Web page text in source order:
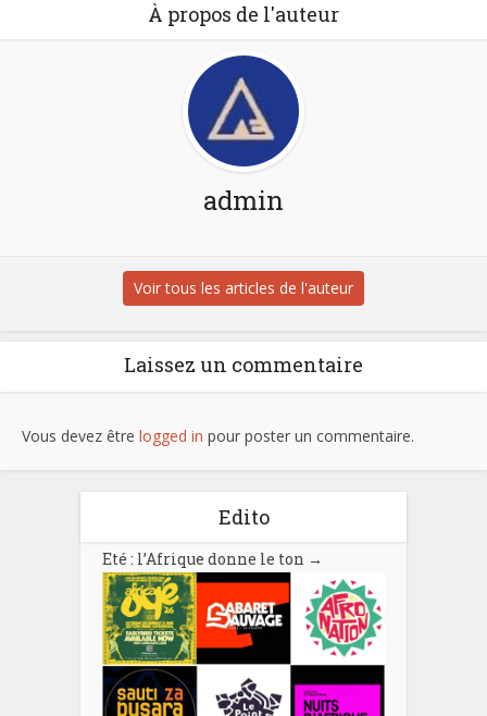
À propos de l'auteur
admin
Voir tous les articles de l'auteur
Laissez un commentaire
Vous devez être logged in pour poster un commentaire.
Edito
Eté : l’Afrique donne le ton →